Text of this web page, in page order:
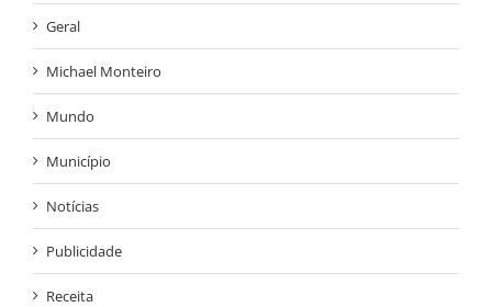
Geral
Michael Monteiro
Mundo
Município
Notícias
Publicidade
Receita